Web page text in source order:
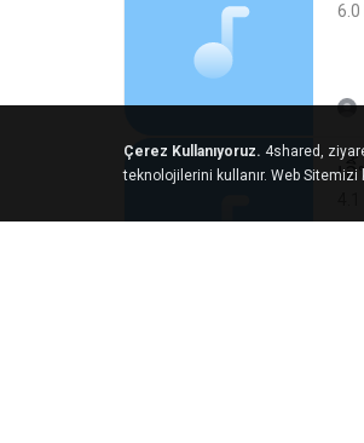
6.0
เ
Çerez Kullanıyoruz. 4shared,
teknolojilerini kullanır. Web